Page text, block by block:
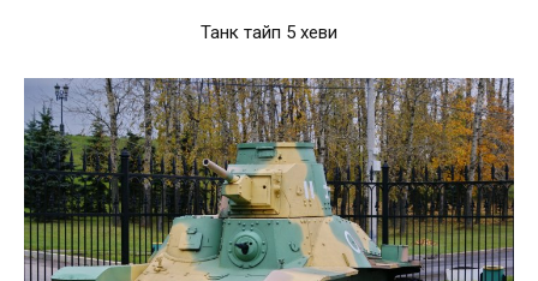
Танк тайп 5 хеви